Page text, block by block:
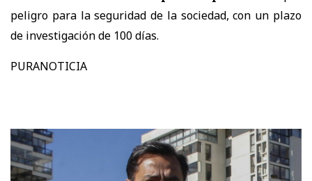
peligro para la seguridad de la sociedad, con un plazo
de investigación de 100 días.
PURANOTICIA